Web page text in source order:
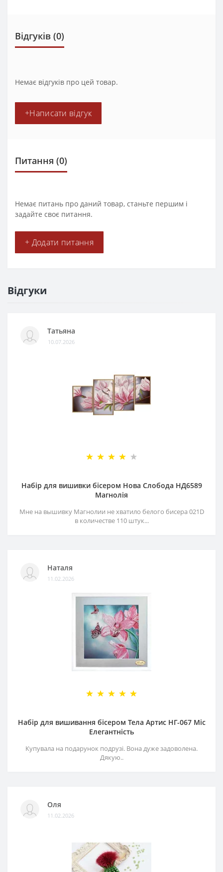
Відгуків (0)
Немає відгуків про цей товар.
+Написати відгук
Питання (0)
Немає питань про даний товар, станьте першим і
задайте своє питання.
+ Додати питання
Відгуки
Татьяна
10.07.2026
Набір для вишивки бісером Нова Слобода НД6589
Магнолія
Мне на вышивку Магнолии не хватило белого бисера 021D
в количестве 110 штук...
Наталя
11.02.2026
Набір для вишивання бісером Тела Артис НГ-067 Міс
Елегантність
Купувала на подарунок подрузі. Вона дуже задоволена.
Дякую..
Оля
11.02.2026